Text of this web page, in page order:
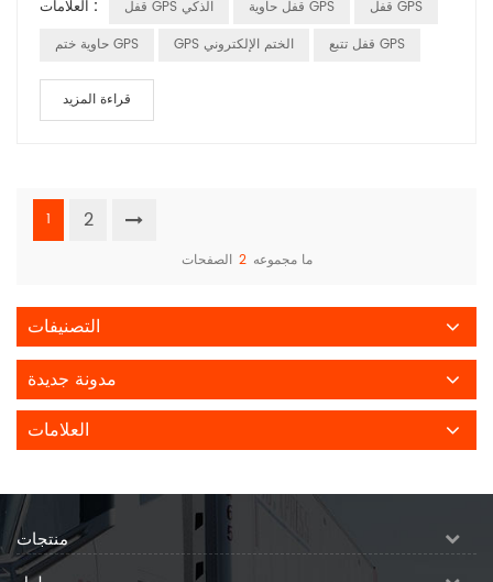
العلامات : قفل GPS الذكي قفل حاوية GPS
قفل GPS
حاوية ختم GPS
GPS الختم الإلكتروني قفل تتبع GPS
قراءة المزيد
1 2
ما مجموعه 2 الصفحات
التصنيفات
مدونة جديدة
العلامات
منتجات